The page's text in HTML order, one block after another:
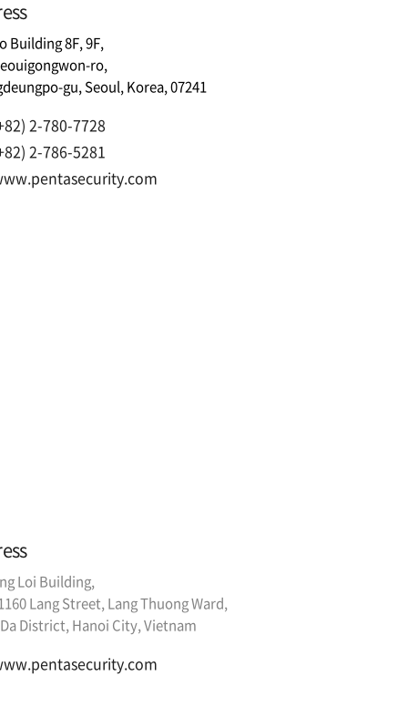
Building 8F, 9F,
ro,
gu, Seoul, Korea, 07241
2-780-7728
2-786-5281
Loi Building,
Lang Street, Lang Thuong Ward,
District, Hanoi City, Vietnam